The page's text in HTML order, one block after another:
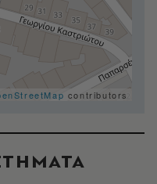
contributors